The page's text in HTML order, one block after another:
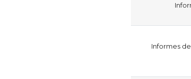
Informes